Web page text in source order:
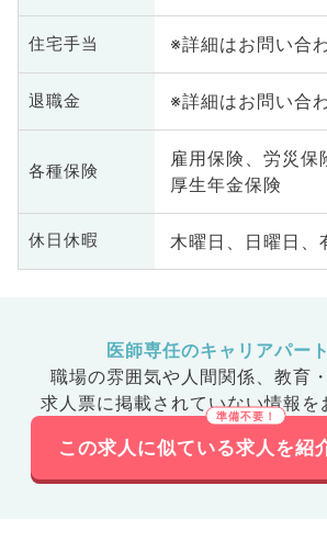
住宅手当 ※詳細はお問い合
退職金 ※詳細はお問い合
各種保険
雇用保険、労災保
厚生年金保険
休日休暇 木曜日、日曜日、
医師専任のキャリアパー
職場の雰囲気や人間関係、 教育
求人票に掲載されていない情報を
この求人に似ている求人を紹